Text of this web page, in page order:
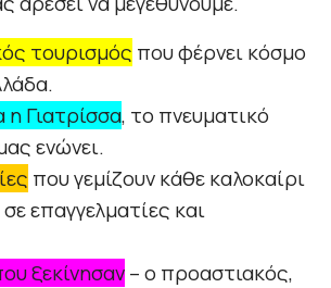
τουρισμός που φέρνει κόσμο
η Γιατρίσσα, το πνευματικό
ενώνει.
που γεμίζουν κάθε καλοκαίρι
επαγγελματίες και
ξεκίνησαν– ο προαστιακός,